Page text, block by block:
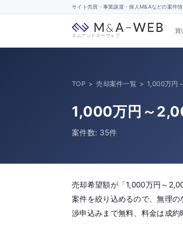
サイト売買・事業譲渡・個人M&Aなどの案件
エムアンドエーウェブ
買
TOP > 売却案件一覧 > 1,000万円
1,000万円～
案件数: 35件
売却希望額が「1,000万円～
案件を絞り込めるので、無理
渉申込みまで無料、料金は成約